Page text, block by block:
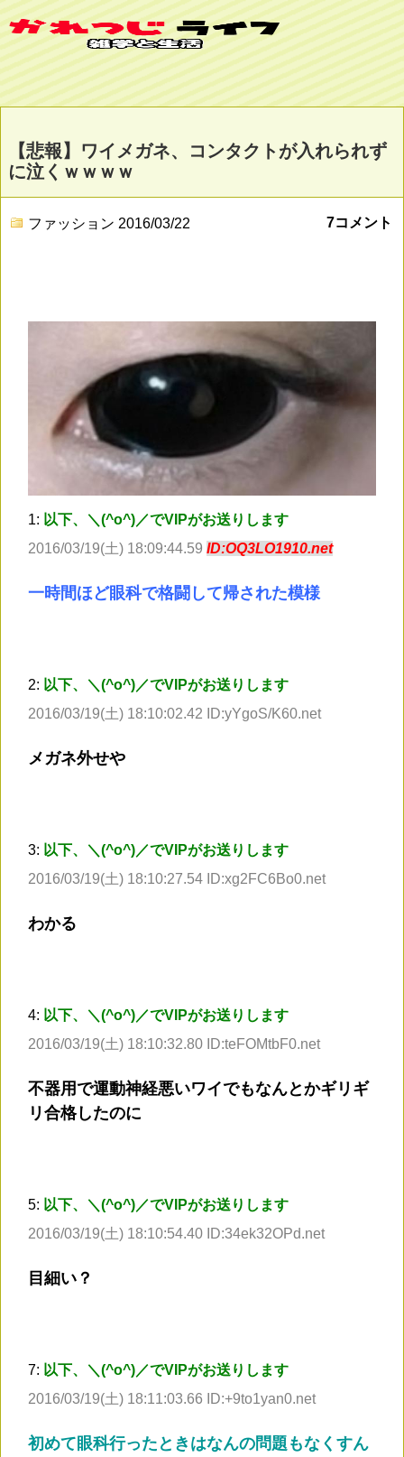
【悲報】ワイメガネ、コンタクトが入れられず
に泣くｗｗｗｗ
ファッション 2016/03/22 7コメント
1: 以下、＼(^o^)／でVIPがお送りします
2016/03/19(土) 18:09:44.59 ID:OQ3LO1910.net
一時間ほど眼科で格闘して帰された模様
2: 以下、＼(^o^)／でVIPがお送りします
2016/03/19(土) 18:10:02.42 ID:yYgoS/K60.net
メガネ外せや
3: 以下、＼(^o^)／でVIPがお送りします
2016/03/19(土) 18:10:27.54 ID:xg2FC6Bo0.net
わかる
4: 以下、＼(^o^)／でVIPがお送りします
2016/03/19(土) 18:10:32.80 ID:teFOMtbF0.net
不器用で運動神経悪いワイでもなんとかギリギ
リ合格したのに
5: 以下、＼(^o^)／でVIPがお送りします
2016/03/19(土) 18:10:54.40 ID:34ek32OPd.net
目細い？
7: 以下、＼(^o^)／でVIPがお送りします
2016/03/19(土) 18:11:03.66 ID:+9to1yan0.net
初めて眼科行ったときはなんの問題もなくすん